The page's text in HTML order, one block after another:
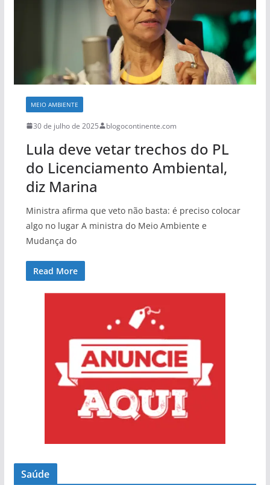
MEIO AMBIENTE
30 de julho de 2025 blogocontinente.com
Lula deve vetar trechos do PL
do Licenciamento Ambiental,
diz Marina
Ministra afirma que veto não basta: é preciso colocar
algo no lugar A ministra do Meio Ambiente e
Mudança do
Read More
Saúde